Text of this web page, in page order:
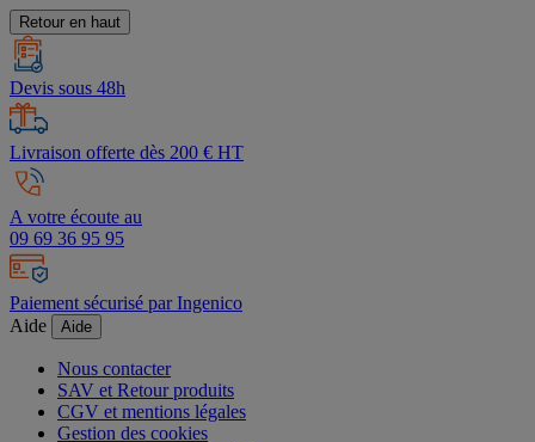
Retour en haut
Devis sous 48h
Livraison offerte dès 200 € HT
A votre écoute au
09 69 36 95 95
Paiement sécurisé par Ingenico
Aide
Aide
Nous contacter
SAV et Retour produits
CGV et mentions légales
Gestion des cookies